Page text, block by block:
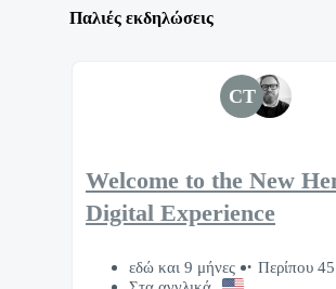
Παλιές εκδηλώσεις
CT
Welcome to the New
Digital Experience
εδώ και 9 μήνες
Περίπου